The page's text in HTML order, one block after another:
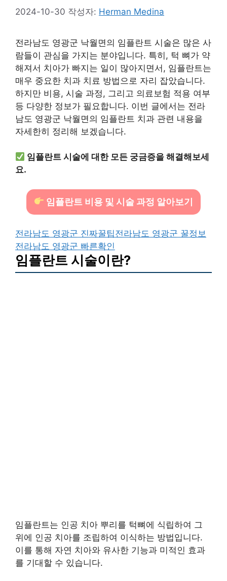
2024-10-30 작성자: Herman Medina
전라남도 영광군 낙월면의 임플란트 시술은 많은 사
람들이 관심을 가지는 분야입니다. 특히, 턱 뼈가 약
해져서 치아가 빠지는 일이 많아지면서, 임플란트는
매우 중요한 치과 치료 방법으로 자리 잡았습니다.
하지만 비용, 시술 과정, 그리고 의료보험 적용 여부
등 다양한 정보가 필요합니다. 이번 글에서는 전라
남도 영광군 낙월면의 임플란트 치과 관련 내용을
자세한히 정리해 보겠습니다.
임플란트 시술에 대한 모든 궁금증을 해결해보세
요.
임플란트 비용 및 시술 과정 알아보기
전라남도 영광군 진짜꿀팁전라남도 영광군 꿀정보
전라남도 영광군 빠른확인
임플란트 시술이란?
임플란트는 인공 치아 뿌리를 턱뼈에 식립하여 그
위에 인공 치아를 조립하여 이식하는 방법입니다.
이를 통해 자연 치아와 유사한 기능과 미적인 효과
를 기대할 수 있습니다.